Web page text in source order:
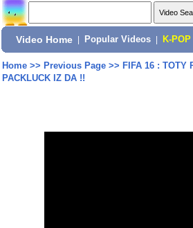
Video Home Popular Videos K-POP
Home>> Previous Page>> FIFA 16 : TOTY
PACKLUCK IZ DA !!